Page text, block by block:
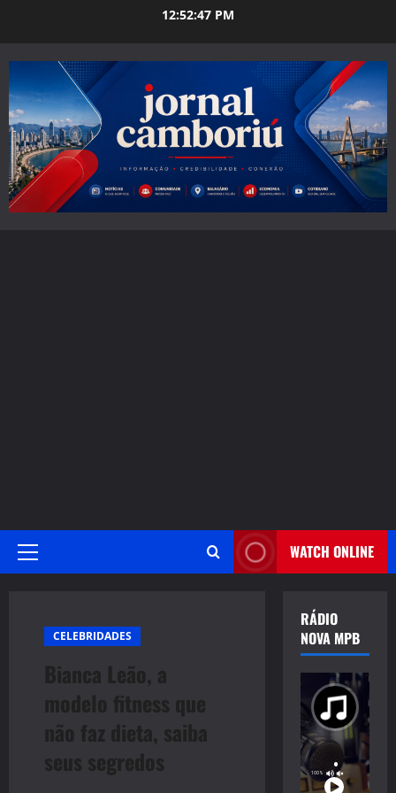
12:52:49 PM
Primary
WATCH ONLINE
CELEBRIDADES
Bianca Leão, a
modelo fitness que
não faz dieta, saiba
seus segredos
RÁDIO
NOVA MPB